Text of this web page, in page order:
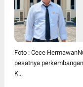
Foto : Cece
pesatnya
K...